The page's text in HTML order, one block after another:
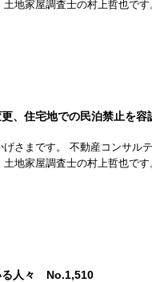
土地家屋調査士の村上哲也です
更、住宅地での民泊禁止を
げさまです。 不動産コンサル
土地家屋調査士の村上哲也です
る人々 No.1,510